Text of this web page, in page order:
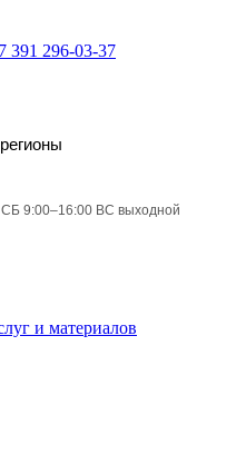
391 296-03-37
9:00–16:00 ВС выходной
и материалов